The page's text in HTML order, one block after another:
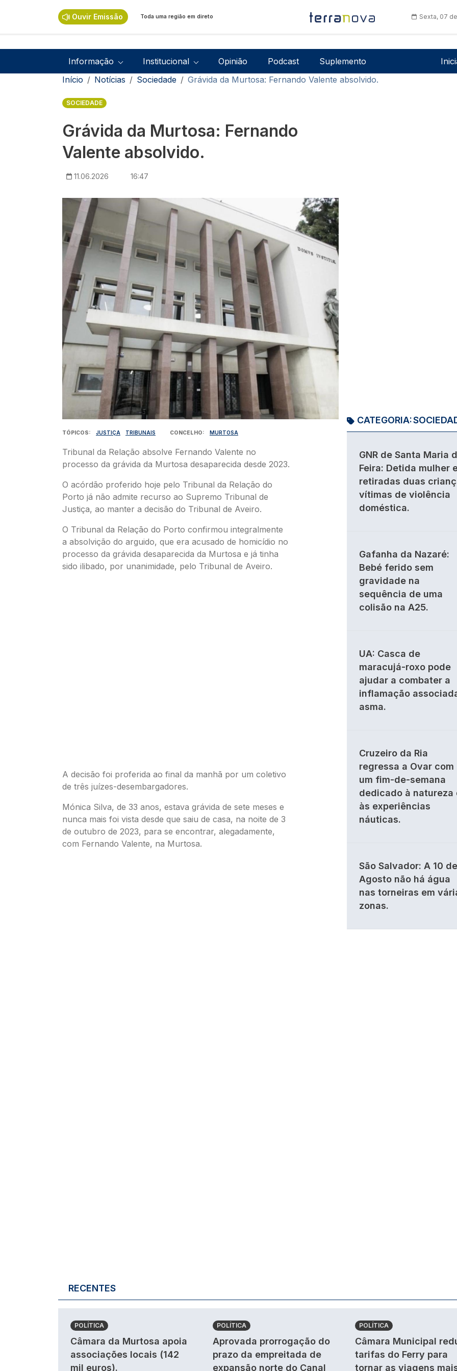
Ouvir Emissão Toda uma região em direto Sexta, 07
Navegação principal
Informação Institucional Opinião Podcast Suplemento
Navegação estrutural
Início Notícias Sociedade Grávida da Murtosa: Fernando Valente absolvido.
SOCIEDADE
Grávida da Murtosa: Fernando
Valente absolvido.
11.06.2026 16:47
Imagem
TÓPICOS JUSTIÇA TRIBUNAIS CONCELHO MURTOSA
Tribunal da Relação absolve Fernando Valente no
processo da grávida da Murtosa desaparecida desde 2023.
O acórdão proferido hoje pelo Tribunal da Relação do
Porto já não admite recurso ao Supremo Tribunal de
Justiça, ao manter a decisão do Tribunal de Aveiro.
O Tribunal da Relação do Porto confirmou integralmente
a absolvição do arguido, que era acusado de homicídio no
processo da grávida desaparecida da Murtosa e já tinha
sido ilibado, por unanimidade, pelo Tribunal de Aveiro.
A decisão foi proferida ao final da manhã por um coletivo
de três juízes-desembargadores.
Mónica Silva, de 33 anos, estava grávida de sete meses e
nunca mais foi vista desde que saiu de casa, na noite de 3
de outubro de 2023, para se encontrar, alegadamente,
com Fernando Valente, na Murtosa.
CATEGORIA:
GNR de Santa Maria
Feira: Detida mulher
retiradas duas
vítimas de violência
doméstica.
Gafanha da Nazaré:
Bebé ferido sem
gravidade na
sequência de uma
colisão na A25.
UA: Casca de
maracujá-roxo pode
ajudar a combater a
inflamação
asma.
Cruzeiro da Ria
regressa a Ovar com
um fim-de-semana
dedicado à natureza
às experiências
náuticas.
São Salvador: A 10 de
Agosto não há água
nas torneiras em
zonas.
RECENTES
POLÍTICA
Câmara da Murtosa apoia
associações locais (142
mil euros).
POLÍTICA
Aprovada prorrogação do
prazo da empreitada de
expansão norte do Canal
POLÍTICA
Câmara Municipal
tarifas do Ferry para
tornar as viagens